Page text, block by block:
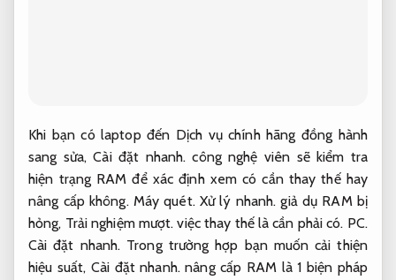
Khi bạn có laptop đến Dịch vụ chính hãng đồng hành
sang sửa,Cài đặt nhanh. công nghệ viên sẽ kiểm tra
hiện trạng RAM để xác định xem có cần thay thế hay
nâng cấp không. Máy quét. Xử lý nhanh. giả dụ RAM bị
hỏng, Trải nghiệm mượt. việc thay thế là cần phải có. PC.
Cài đặt nhanh. Trong trường hợp bạn muốn cải thiện
hiệu suất, Cài đặt nhanh.nâng cấp RAM là 1 biện pháp